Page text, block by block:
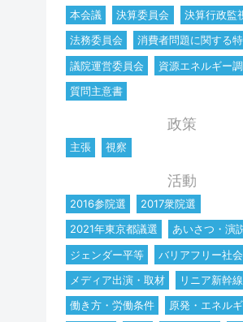
本会議
決算委員会
決算行政監
法務委員会
消費者問題に関する
議院運営委員会
資源エネルギー
質問主意書
政策
主張 視察
活動
2016参院選
2017衆院選
2021年東京都議選
あいさつ・演
ジェンダー平等
バリアフリー社会
メディア出演・取材
リニア新幹線
働き方・労働条件
原発・エネル